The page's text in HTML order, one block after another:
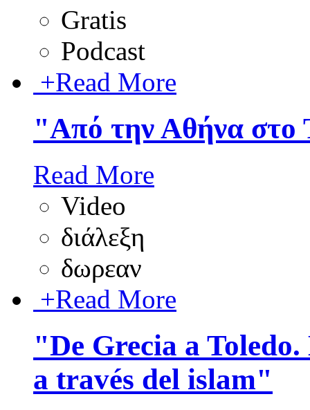
Gratis
Podcast
+Read More
"Από την Αθήνα στο
Read More
Video
διάλεξη
δωρεαν
+Read More
"De Grecia a
a través del islam"